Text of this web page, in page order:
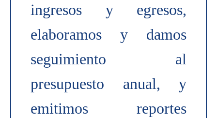
ingresos y egresos,
elaboramos y damos
seguimiento al
presupuesto anual, y
emitimos reportes